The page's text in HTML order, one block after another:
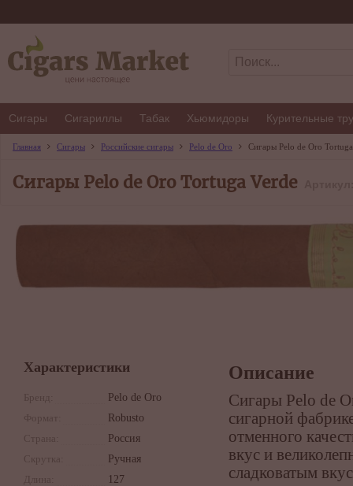
Сигары Сигариллы Табак Хьюмидоры Курительные
Главная Сигары Российские сигары Pelo de Oro Сигары Pelo de Oro
Сигары Pelo de Oro Tortuga Verde
Характеристики
Бренд:
Pelo de Oro
Формат:
Robusto
Страна:
Россия
Скрутка:
Ручная
Длина:
127
Описание
Сигары Pelo de
сигарной
отменного
вкус и
сладковатым